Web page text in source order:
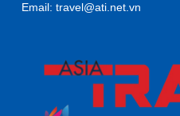
Email: travel@ati.net.vn